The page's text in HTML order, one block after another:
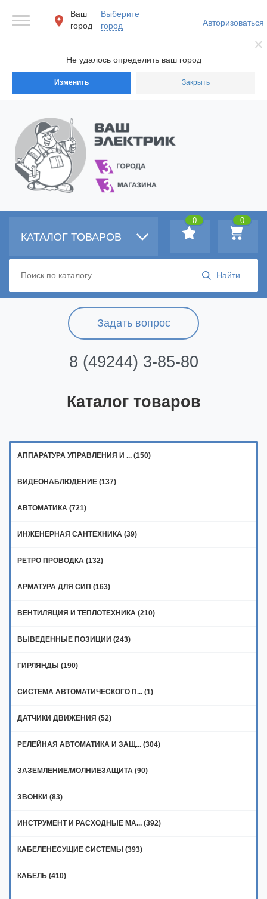
Не удалось определить ваш город
Изменить Закрыть
Ваш
город
Выберите
город
Авторизоваться
Задать вопрос
8 (49244) 3-85-80
КАТАЛОГ ТОВАРОВ
0
0
Каталог товаров
АППАРАТУРА УПРАВЛЕНИЯ И ... (150)
ВИДЕОНАБЛЮДЕНИЕ (137)
АВТОМАТИКА (721)
ИНЖЕНЕРНАЯ САНТЕХНИКА (39)
РЕТРО ПРОВОДКА (132)
АРМАТУРА ДЛЯ СИП (163)
ВЕНТИЛЯЦИЯ И ТЕПЛОТЕХНИКА (210)
ВЫВЕДЕННЫЕ ПОЗИЦИИ (243)
ГИРЛЯНДЫ (190)
СИСТЕМА АВТОМАТИЧЕСКОГО П... (1)
ДАТЧИКИ ДВИЖЕНИЯ (52)
РЕЛЕЙНАЯ АВТОМАТИКА И ЗАЩ... (304)
ЗАЗЕМЛЕНИЕ/МОЛНИЕЗАЩИТА (90)
ЗВОНКИ (83)
ИНСТРУМЕНТ И РАСХОДНЫЕ МА... (392)
КАБЕЛЕНЕСУЩИЕ СИСТЕМЫ (393)
КАБЕЛЬ (410)